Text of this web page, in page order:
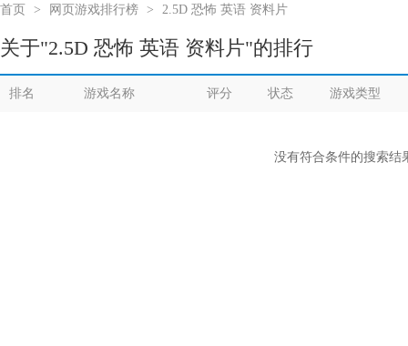
首页 > 网页游戏排行榜 > 2.5D 恐怖 英语 资料片
关于"2.5D 恐怖 英语 资料片"的排行
排名 游戏名称 评分 状态 游戏类型
没有符合条件的搜索结